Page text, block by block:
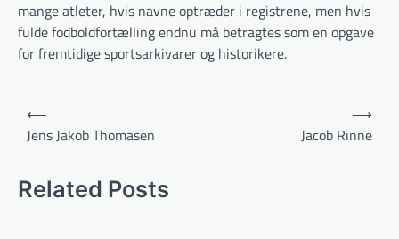
mange atleter, hvis navne optræder i registrene, men hvis
fulde fodboldfortælling endnu må betragtes som en opgave
for fremtidige sportsarkivarer og historikere.
Indlægsnavigation
⟵
Jens Jakob Thomasen
Jacob Rinne
⟶
Related Posts